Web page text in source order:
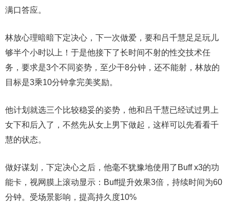
满口答应。
林放心理暗暗下定决心，下一次做爱，要和吕千慧足足玩儿
够半个小时以上！于是他接下了长时间不射的性交技术任
务，要求是3个不同姿势，至少干8分钟，还不能射，林放的
目标是3乘10分钟拿完美奖励。
他计划就选三个比较稳妥的姿势，他和吕千慧已经试过男上
女下和后入了，不然先从女上男下做起，这样可以先看看千
慧的状态。
做好谋划，下定决心之后，他毫不犹豫地使用了Buff x3的功
能卡，视网膜上滚动显示：Buff提升效果3倍，持续时间为60
分钟。受场景影响，提高持久度10%